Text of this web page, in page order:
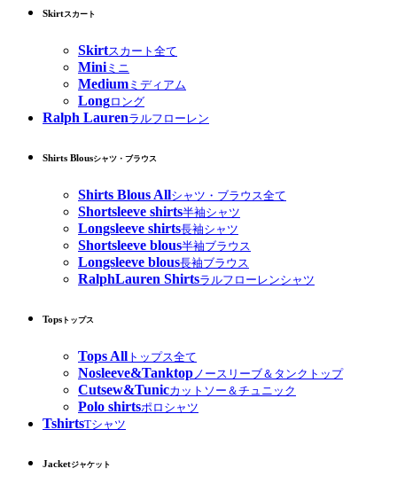
Skirtスカート
Skirtスカート全て
Miniミニ
Medium ミディアム
Longロング
Ralph Laurenラルフローレン
Shirts Blousシャツ・ブラウス
Shirts Blous Allシャツ・ブラウス全て
Shortsleeve shirts半袖シャツ
Longsleeve shirts長袖シャツ
Shortsleeve blous半袖ブラウス
Longsleeve blous長袖ブラウス
RalphLauren Shirtsラルフローレンシャツ
Tops トップス
Tops All トップス全て
Nosleeve&Tanktopノースリーブ＆タンクトップ
Cutsew&Tunicカットソー＆チュニック
Polo shirtsポロシャツ
TshirtsTシャツ
Jacketジャケット